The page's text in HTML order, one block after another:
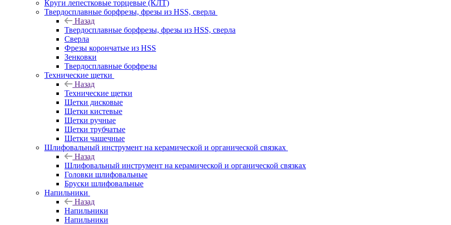
Круги лепестковые торцевые (КЛТ)
Твердосплавные борфрезы, фрезы из HSS, сверла
Назад
Твердосплавные борфрезы, фрезы из HSS, сверла
Сверла
Фрезы корончатые из HSS
Зенковки
Твердосплавные борфрезы
Технические щетки
Назад
Технические щетки
Щетки дисковые
Щетки кистевые
Щетки ручные
Щетки трубчатые
Щетки чашечные
Шлифовальный инструмент на керамической и органической связках
Назад
Шлифовальный инструмент на керамической и органической связках
Головки шлифовальные
Бруски шлифовальные
Напильники
Назад
Напильники
Напильники